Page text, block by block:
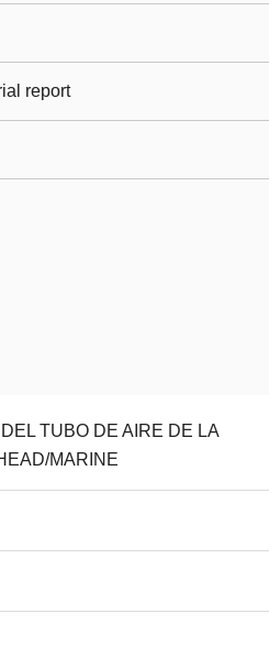
report
TUBO DE AIRE DE LA
MARINE